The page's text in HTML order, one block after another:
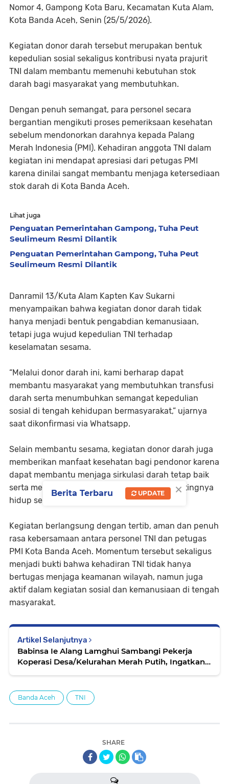
Nomor 4, Gampong Kota Baru, Kecamatan Kuta Alam,
Kota Banda Aceh, Senin (25/5/2026).
Kegiatan donor darah tersebut merupakan bentuk
kepedulian sosial sekaligus kontribusi nyata prajurit
TNI dalam membantu memenuhi kebutuhan stok
darah bagi masyarakat yang membutuhkan.
Dengan penuh semangat, para personel secara
bergantian mengikuti proses pemeriksaan kesehatan
sebelum mendonorkan darahnya kepada Palang
Merah Indonesia (PMI). Kehadiran anggota TNI dalam
kegiatan ini mendapat apresiasi dari petugas PMI
karena dinilai sangat membantu menjaga ketersediaan
stok darah di Kota Banda Aceh.
Lihat juga
Penguatan Pemerintahan Gampong, Tuha Peut
Seulimeum Resmi Dilantik
Penguatan Pemerintahan Gampong, Tuha Peut
Seulimeum Resmi Dilantik
Danramil 13/Kuta Alam Kapten Kav Sukarni
menyampaikan bahwa kegiatan donor darah tidak
hanya menjadi bentuk pengabdian kemanusiaan,
tetapi juga wujud kepedulian TNI terhadap
keselamatan sesama.
“Melalui donor darah ini, kami berharap dapat
membantu masyarakat yang membutuhkan transfusi
darah serta menumbuhkan semangat kepedulian
sosial di tengah kehidupan bermasyarakat,” ujarnya
saat dikonfirmasi via Whatsapp.
Selain membantu sesama, kegiatan donor darah juga
memberikan manfaat kesehatan bagi pendonor karena
dapat membantu menjaga sirkulasi darah tetap baik
serta meningkatkan kepedulian terhadap pentingnya
hidup sehat.
Kegiatan berlangsung dengan tertib, aman dan penuh
rasa kebersamaan antara personel TNI dan petugas
PMI Kota Banda Aceh. Momentum tersebut sekaligus
menjadi bukti bahwa kehadiran TNI tidak hanya
bertugas menjaga keamanan wilayah, namun juga
aktif dalam kegiatan sosial dan kemanusiaan di tengah
masyarakat.
Artikel Selanjutnya
Babinsa Ie Alang Lamghui Sambangi Pekerja
Koperasi Desa/Kelurahan Merah Putih, Ingatkan
Banda Aceh TNI
SHARE
×
Berita Terbaru UPDATE